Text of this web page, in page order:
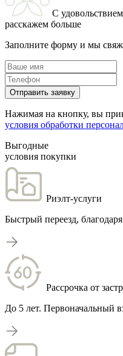
С удовольствием
расскажем больше
Заполните форму и мы
Отправить заявку
Нажимая на кнопку, вы
условия обработки
Выгодные
условия покупки
Риэлт-услуги
Быстрый переезд,
Рассрочка от
До 5 лет. Первоначальный